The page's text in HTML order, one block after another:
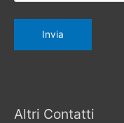
Altri Contatti